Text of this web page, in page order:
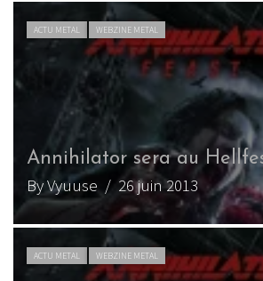
ACTU METAL WEBZINE METAL
Annihilator sera au
By Vyuuse / 26 juin 2013
ACTU METAL WEBZINE METAL